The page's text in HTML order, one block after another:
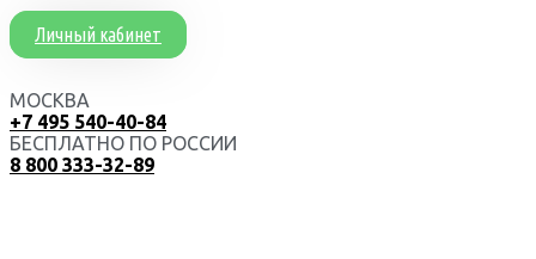
Личный кабинет
МОСКВА
+7 495 540-40-84
БЕСПЛАТНО ПО РОССИИ
8 800 333-32-89